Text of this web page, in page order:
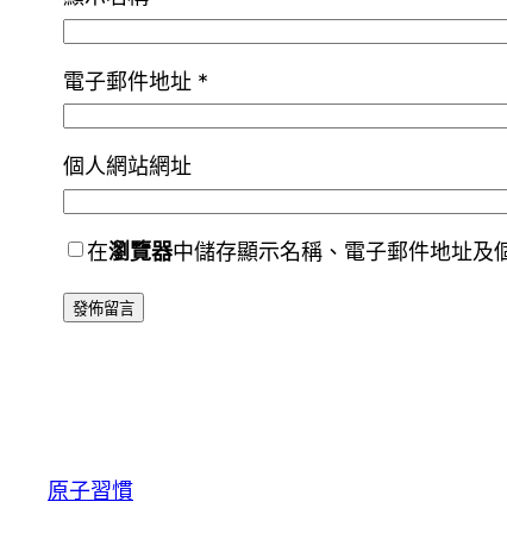
電子郵件地址 *
個人網站網址
在瀏覽器中儲存顯示名稱、電子郵件地址及
原子習慣